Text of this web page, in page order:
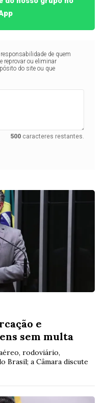
de quem
reprovar ou eliminar
do site ou que
500 caracteres restantes.
e
sem multa
rodoviário,
Brasil; a Câmara discute